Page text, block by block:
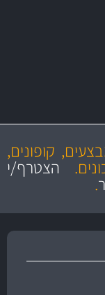
איכותי קופונים,
הצטרף/י
.